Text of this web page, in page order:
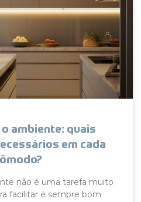
o ambiente: quais
em cada
não é uma tarefa muito
facilitar é sempre bom